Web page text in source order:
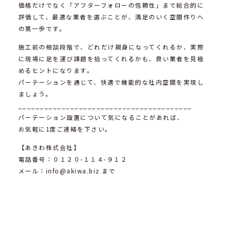
価格だけでなく「アフターフォローの信頼性」まで総合的に
評価して、最適な業者を選ぶことが、満足のいく空間作りへ
の第一歩です。
施工前の相談段階で、どれだけ親身になってくれるか、実際
に現場に足を運び課題を拾ってくれるかも、良い業者を見極
めるヒントになります。
パーテーションを通じて、快適で機能的な社内空間を実現し
ましょう。
パーテーション設置について気になることがあれば、
お気軽に1度ご連絡を下さい。
【あきわ株式会社】
電話番号：０１２０-１１４-９１２
メール：info@akiwa.biz まで